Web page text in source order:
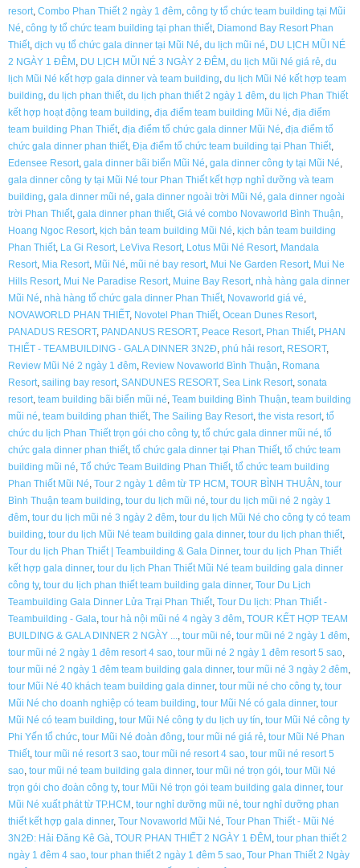
Né
resort
số
lượng
resort, Combo Phan Thiết 2 ngày 1 đêm, công ty tổ chức team building tại Mũi
Né, công ty tổ chức team building tại phan thiết, Diamond Bay Resort Phan
Thiết, dịch vụ tổ chức gala dinner tại Mũi Né, du lịch mũi né, DU LỊCH MŨI NÉ
2 NGÀY 1 ĐÊM , DU LỊCH MŨI NÉ 3 NGÀY 2 ĐÊM , du lịch Mũi Né giá rẻ, du
lịch Mũi Né kết hợp gala dinner và team building, du lịch Mũi Né kết hợp team
building, du lịch phan thiết, du lịch phan thiết 2 ngày 1 đêm, du lịch Phan Thiết
kết hợp hoạt động team building, địa điểm team building Mũi Né, địa điểm
team building Phan Thiết, địa điểm tổ chức gala dinner Mũi Né, địa điểm tổ
chức gala dinner phan thiết, Địa điểm tổ chức team building tại Phan Thiết,
Edensee Resort, gala dinner bãi biển Mũi Né, gala dinner công ty tại Mũi Né,
gala dinner công ty tại Mũi Né tour Phan Thiết kết hợp nghỉ dưỡng và team
building, gala dinner mũi né, gala dinner ngoài trời Mũi Né, gala dinner ngoài
trời Phan Thiết, gala dinner phan thiết, Giá vé combo Novaworld Bình Thuận,
Hoang Ngoc Resort, kịch bản team building Mũi Né, kịch bản team building
Phan Thiết, La Gi Resort, LeViva Resort, Lotus Mũi Né Resort, Mandala
Resort, Mia Resort, Mũi Né, mũi né bay resort, Mui Ne Garden Resort, Mui Ne
Hills Resort, Mui Ne Paradise Resort, Muine Bay Resort, nhà hàng gala dinner
Mũi Né, nhà hàng tổ chức gala dinner Phan Thiết, Novaworld giá vé,
NOVAWORLD PHAN THIẾT, Novotel Phan Thiết, Ocean Dunes Resort,
PANADUS RESORT, PANDANUS RESORT, Peace Resort, Phan Thiết, PHAN
THIẾT - TEAMBUILDING - GALA DINNER 3N2Đ, phú hải resort, RESORT,
Review Mũi Né 2 ngày 1 đêm, Review Novaworld Bình Thuận, Romana
Resort, sailing bay resort, SANDUNES RESORT, Sea Link Resort, sonata
resort, team building bãi biển mũi né, Team building Bình Thuận, team building
mũi né, team building phan thiết, The Sailing Bay Resort, the vista resort, tổ
chức du lịch Phan Thiết trọn gói cho công ty, tổ chức gala dinner mũi né, tổ
chức gala dinner phan thiết, tổ chức gala dinner tại Phan Thiết, tổ chức team
building mũi né, Tổ chức Team Building Phan Thiết, tổ chức team building
Phan Thiết Mũi Né, Tour 2 ngày 1 đêm từ TP HCM , TOUR BÌNH THUẬN , tour
Bình Thuận team building, tour du lịch mũi né, tour du lịch mũi né 2 ngày 1
đêm, tour du lịch mũi né 3 ngày 2 đêm, tour du lịch Mũi Né cho công ty có team
building, tour du lịch Mũi Né team building gala dinner, tour du lịch phan thiết,
Tour du lịch Phan Thiết | Teambuilding & Gala Dinner, tour du lịch Phan Thiết
kết hợp gala dinner, tour du lịch Phan Thiết Mũi Né team building gala dinner
công ty, tour du lịch phan thiết team building gala dinner, Tour Du Lịch
Teambuilding Gala Dinner Lửa Trại Phan Thiết, Tour Du lịch: Phan Thiết -
Teambuilding - Gala, tour hà nội mũi né 4 ngày 3 đêm, TOUR KẾT HỢP TEAM
BUILDING & GALA DINNER 2 NGÀY ..., tour mũi né, tour mũi né 2 ngày 1 đêm,
tour mũi né 2 ngày 1 đêm resort 4 sao, tour mũi né 2 ngày 1 đêm resort 5 sao,
tour mũi né 2 ngày 1 đêm team building gala dinner, tour mũi né 3 ngày 2 đêm,
tour Mũi Né 40 khách team building gala dinner, tour mũi né cho công ty, tour
Mũi Né cho doanh nghiệp có team building, tour Mũi Né có gala dinner, tour
Mũi Né có team building, tour Mũi Né công ty du lịch uy tín, tour Mũi Né công ty
Phi Yến tổ chức, tour Mũi Né đoàn đông, tour mũi né giá rẻ, tour Mũi Né Phan
Thiết, tour mũi né resort 3 sao, tour mũi né resort 4 sao, tour mũi né resort 5
sao, tour mũi né team building gala dinner, tour mũi né trọn gói, tour Mũi Né
trọn gói cho đoàn công ty, tour Mũi Né trọn gói team building gala dinner, tour
Mũi Né xuất phát từ TP.HCM , tour nghỉ dưỡng mũi né, tour nghỉ dưỡng phan
thiết kết hợp gala dinner, Tour Novaworld Mũi Né, Tour Phan Thiết - Mũi Né
3N2Đ: Hải Đăng Kê Gà, TOUR PHAN THIẾT 2 NGÀY 1 ĐÊM , tour phan thiết 2
ngày 1 đêm 4 sao, tour phan thiết 2 ngày 1 đêm 5 sao, Tour Phan Thiết 2 Ngày